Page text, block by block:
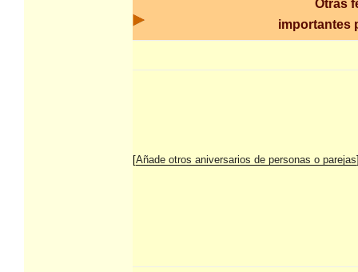
Otras
importantes
[Añade otros aniversarios de personas o parejas